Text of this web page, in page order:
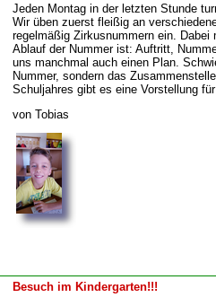
Jeden Montag in der letzten Stunde
Wir üben zuerst fleißig an
regelmäßig Zirkusnummern ein. Dabei
Ablauf der Nummer ist: Auftritt,
uns manchmal auch einen Plan.
Nummer, sondern das
Schuljahres gibt es eine Vorstellung
von Tobias
Besuch im Kindergarten!!!